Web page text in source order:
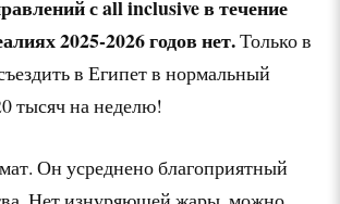
с all inclusive в течение
2025-2026 годов нет.Только в
в Египет в нормальный
тысяч на неделю!
Он усреднено благоприятный